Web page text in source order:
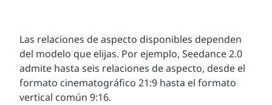
Las relaciones de aspecto disponibles dependen
del modelo que elijas. Por ejemplo, Seedance 2.0
admite hasta seis relaciones de aspecto, desde el
formato cinematográfico 21:9 hasta el formato
vertical común 9:16.